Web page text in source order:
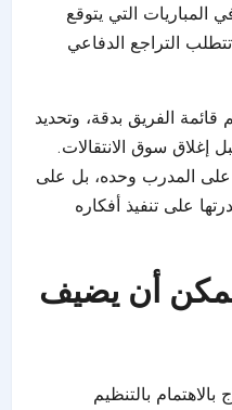
التي يتوقع
تتطلب التراجع الدفاعي
الفريق بدقة، وتحديد
إغلاق سوق الانتقالات.
المدرب وحده، بل على
على تنفيذ أفكاره
أن يضيف
بالاهتمام بالتنظيم